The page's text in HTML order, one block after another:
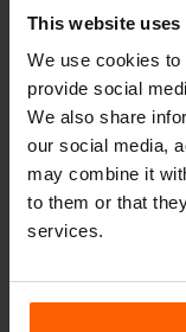
This website uses
We use cookies
provide social
We also share
our social media,
may combine it
to them or that
services.
Xiaomi 14
Xiaomi 14T
Xiaomi 14T
Xiaomi 15
Xiaomi